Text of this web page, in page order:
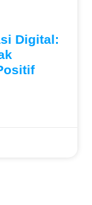
Digital: